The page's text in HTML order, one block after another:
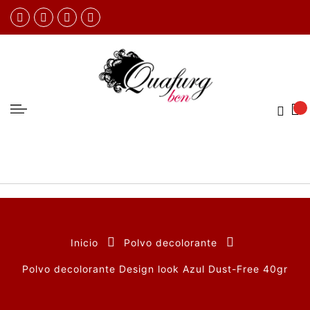
Inicio Polvo decolorante
Polvo decolorante Design look Azul Dust-Free 40gr